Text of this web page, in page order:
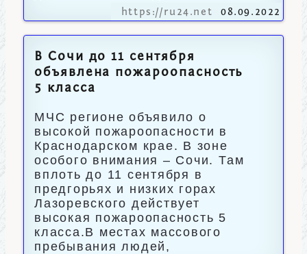
https://ru24.net 08.09.2022
В Сочи до 11 сентября
объявлена пожароопасность
5 класса
МЧС регионе объявило о
высокой пожароопасности в
Краснодарском крае. В зоне
особого внимания – Сочи. Там
вплоть до 11 сентября в
предгорьях и низких горах
Лазоревского действует
высокая пожароопасность 5
класса.В местах массового
пребывания людей,